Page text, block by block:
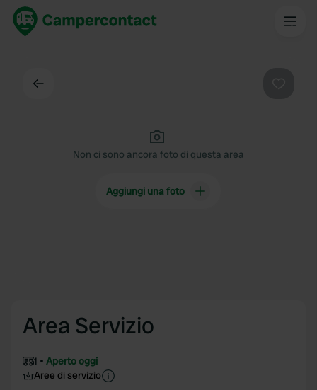
Non ci sono ancora foto di questa area
Aggiungi una foto
Area Servizio
1
Aperto oggi
Aree di servizio